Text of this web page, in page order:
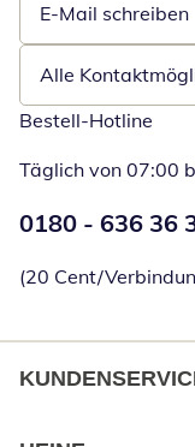
E-Mail schreiben
Öffnet E-Mail-
Alle
Bestell-Hotline
Täglich von 07:00
0180 - 636 36
(20 Cent/